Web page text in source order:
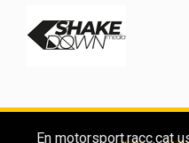
En motorsport.racc.cat